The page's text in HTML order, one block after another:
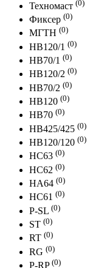
Техномаст (0)
Фиксер (0)
МГТН (0)
HB120/1 (0)
HB70/1 (0)
HB120/2 (0)
HB70/2 (0)
HB120 (0)
HB70 (0)
HB425/425 (0)
HB120/120 (0)
HC63 (0)
HC62 (0)
HA64 (0)
HC61 (0)
P-SL (0)
ST (0)
RT (0)
RG (0)
P-RP (0)